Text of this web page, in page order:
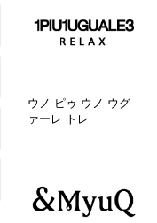
ウノ ピゥ ウノ ウグ
ァーレ トレ